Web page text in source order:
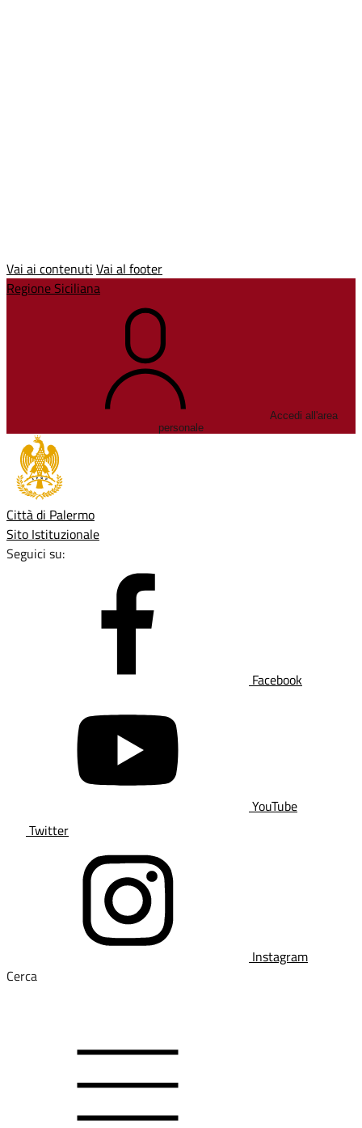
Vai ai contenuti Vai al footer
Regione Siciliana
Accedi all'area
personale
Città di Palermo
Sito Istituzionale
Seguici su:
Facebook
YouTube
Twitter
Instagram
Cerca